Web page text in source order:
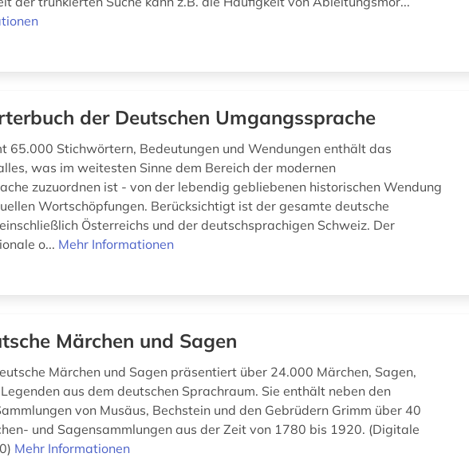
der Deutschen Umgangssprache
65.000 Stichwörtern, Bedeutungen und Wendungen enthält das
was im weitesten Sinne dem Bereich der modernen
zuzuordnen ist - von der lebendig gebliebenen historischen Wendung
Wortschöpfungen. Berücksichtigt ist der gesamte deutsche
Österreichs und der deutschsprachigen Schweiz. Der
o... Mehr Informationen
Märchen und Sagen
Märchen und Sagen präsentiert über 24.000 Märchen, Sagen,
aus dem deutschen Sprachraum. Sie enthält neben den
von Musäus, Bechstein und den Gebrüdern Grimm über 40
und Sagensammlungen aus der Zeit von 1780 bis 1920. (Digitale
Mehr Informationen